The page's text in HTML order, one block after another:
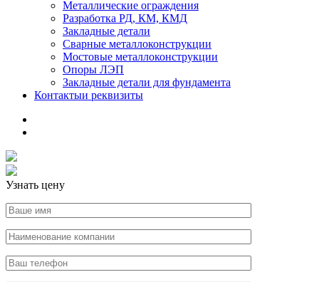
Металлические ограждения
Разработка РД, КМ, КМД
Закладные детали
Сварные металлоконструкции
Мостовые металлоконструкции
Опоры ЛЭП
Закладные детали для фундамента
Контактыи реквизиты
Узнать цену